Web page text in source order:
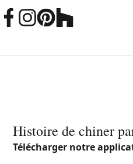
Histoire de chiner
Télécharger notre